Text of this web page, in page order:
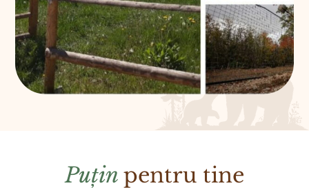
Puțin pentru tine